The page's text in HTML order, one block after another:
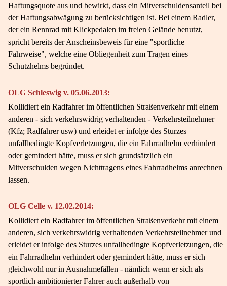
Haftungsquote aus und bewirkt, dass ein Mitverschuldensanteil bei
der Haftungsabwägung zu berücksichtigen ist. Bei einem Radler,
der ein Rennrad mit Klickpedalen im freien Gelände benutzt,
spricht bereits der Anscheinsbeweis für eine "sportliche
Fahrweise", welche eine Obliegenheit zum Tragen eines
Schutzhelms begründet.
OLG Schleswig v. 05.06.2013:
Kollidiert ein Radfahrer im öffentlichen Straßenverkehr mit einem
anderen - sich verkehrswidrig verhaltenden - Verkehrsteilnehmer
(Kfz; Radfahrer usw) und erleidet er infolge des Sturzes
unfallbedingte Kopfverletzungen, die ein Fahrradhelm verhindert
oder gemindert hätte, muss er sich grundsätzlich ein
Mitverschulden wegen Nichttragens eines Fahrradhelms anrechnen
lassen.
OLG Celle v. 12.02.2014:
Kollidiert ein Radfahrer im öffentlichen Straßenverkehr mit einem
anderen, sich verkehrswidrig verhaltenden Verkehrsteilnehmer und
erleidet er infolge des Sturzes unfallbedingte Kopfverletzungen, die
ein Fahrradhelm verhindert oder gemindert hätte, muss er sich
gleichwohl nur in Ausnahmefällen - nämlich wenn er sich als
sportlich ambitionierter Fahrer auch außerhalb von